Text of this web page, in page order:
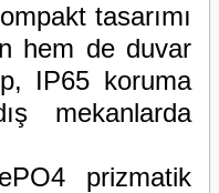
tasarımı
hem de duvar
IP65 koruma
mekanlarda
prizmatik